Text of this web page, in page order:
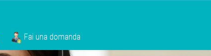
Fai una domanda